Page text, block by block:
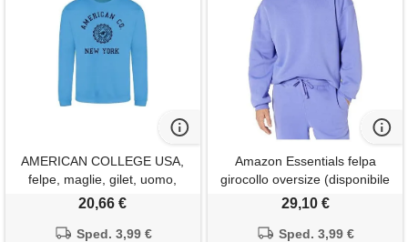
AMERICAN COLLEGE USA,
felpe, maglie, gilet, uomo,
donna, sweat shirt, con
termico, abbigliamento,
20,66 €
Sped. 3,99 €
Amazon Essentials felpa
girocollo oversize (disponibile
nelle taglie big & tall) uomo,
29,10 €
Sped. 3,99 €